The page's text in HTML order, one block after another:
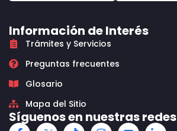
Información de Interés
Trámites y Servicios
Preguntas frecuentes
Glosario
Mapa del Sitio
Síguenos en nuestras redes